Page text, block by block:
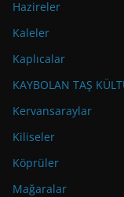
Hazireler
Kaleler
Kaplıcalar
KAYBOLAN TAŞ
Kervansaraylar
Kiliseler
Köprüler
Mağaralar